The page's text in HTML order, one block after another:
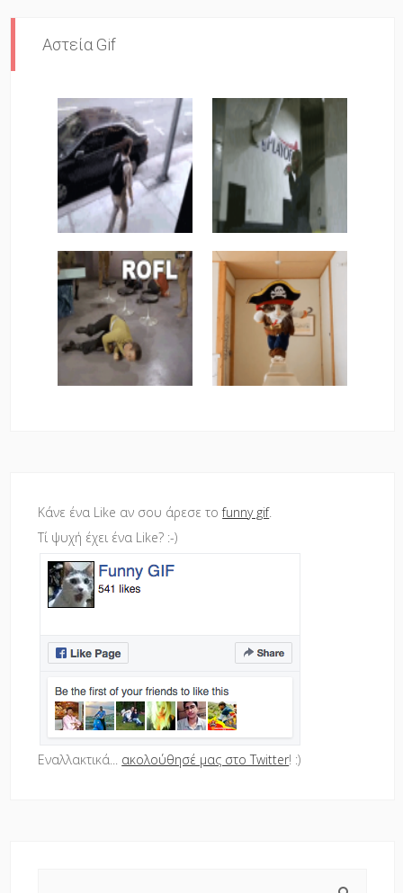
Αστεία Gif
Κάνε ένα Like αν σου άρεσε τοfunny gif.
Τί ψυχή έχει ένα Like? :-)
Εναλλακτικά... ακολούθησέ μας στο Twitter! :)